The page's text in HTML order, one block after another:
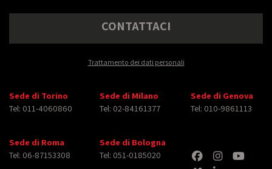
CONTATTACI
Trattamento dei dati personali
Sede di Torino
Tel: 011-4060860
Sede di Milano
Tel: 02-84161377
Sede di Genova
Tel: 010-9861113
Sede di Roma
Tel: 06-87153308
Sede di Bologna
Tel: 051-0185020